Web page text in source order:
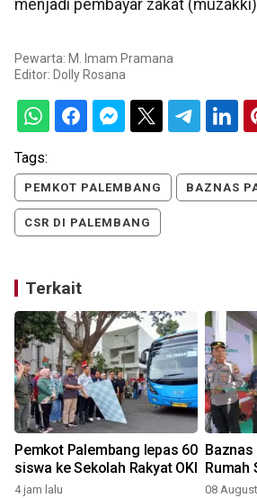
menjadi pembayar zakat
Pewarta: M. Imam Pramana
Editor: Dolly Rosana
Tags:
PEMKOT PALEMBANG BAZNAS
CSR DI PALEMBANG
Terkait
Pemkot Palembang lepas 60
siswa ke Sekolah Rakyat OKI
4 jam lalu
Rumah
08